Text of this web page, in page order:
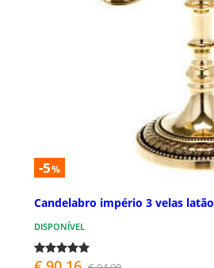
-5%
Candelabro império 3 velas latão
DISPONÍVEL